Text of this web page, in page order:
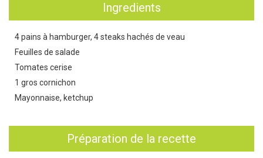
Ingredients
4 pains à hamburger, 4 steaks hachés de veau
Feuilles de salade
Tomates cerise
1 gros cornichon
Mayonnaise, ketchup
Préparation de la recette